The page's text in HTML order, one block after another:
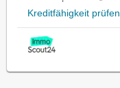
Kreditfähigkeit prüfen